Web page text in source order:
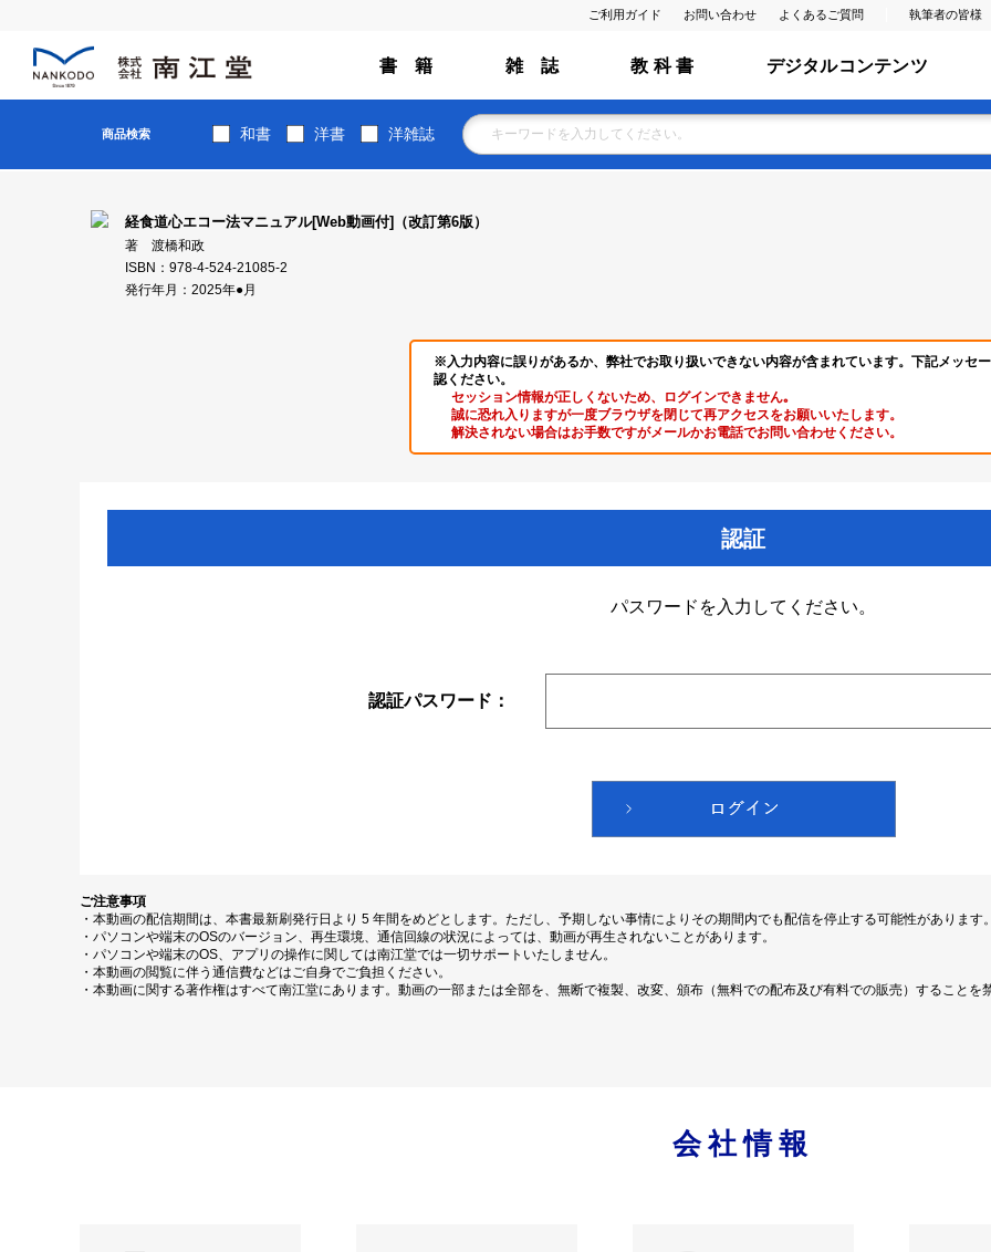
ご利用ガイド お問い合わせ よくあるご質問 執筆者の皆様
書 籍 雑 誌 教 科 書 デジタルコンテンツ
商品検索 和書 洋書 洋雑誌
経食道心エコー法マニュアル[Web動画付]（改訂第6版）
著 渡橋和政
ISBN：978-4-524-21085-2
発行年月：2025年●月
※入力内容に誤りがあるか、弊社でお取り扱いできない内容が含まれています。下記メッセ
認ください。
セッション情報が正しくないため、ログインできません｡
誠に恐れ入りますが一度ブラウザを閉じて再アクセスをお願いいたします。
解決されない場合はお手数ですがメールかお電話でお問い合わせください。
認証
パスワードを入力してください。
認証パスワード：
ご注意事項
・本動画の配信期間は、本書最新刷発行日より 5 年間をめどとします。ただし、予期しない事情によりその期間内でも配信を停止する可能性があります。
・パソコンや端末のOSのバージョン、再生環境、通信回線の状況によっては、動画が再生されないことがあります。
・パソコンや端末のOS、アプリの操作に関しては南江堂では一切サポートいたしません。
・本動画の閲覧に伴う通信費などはご自身でご負担ください。
・本動画に関する著作権はすべて南江堂にあります。動画の一部または全部を、無断で複製、改変、頒布（無料での配布及び有料での販売）することを
会社情報